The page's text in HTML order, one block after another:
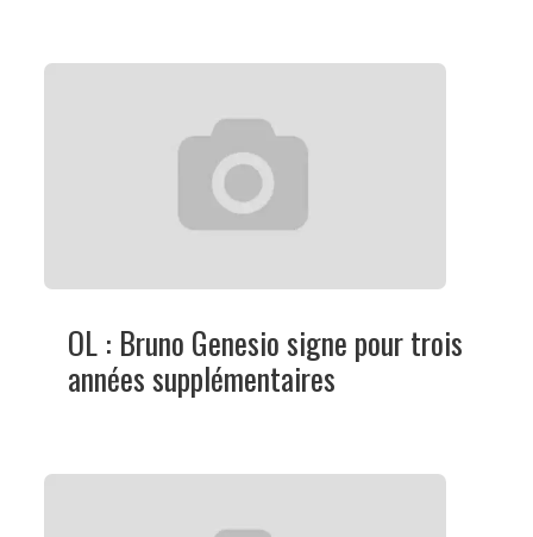
OL : Bruno Genesio signe pour trois
années supplémentaires